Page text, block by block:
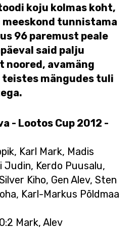
koju kolmas koht,
tunnistama
96 paremust peale
said palju
avamäng
mängudes tuli
- Lootos Cup 2012 -
Karl Mark, Madis
Judin, Kerdo Puusalu,
Kiho, Gen Alev, Sten
Karl-Markus Põldmaa
Mark, Alev